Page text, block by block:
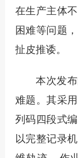
在生产主体
困难等问题
扯皮推诿。
本次发
难题。其采
列码四段式
以完整记录